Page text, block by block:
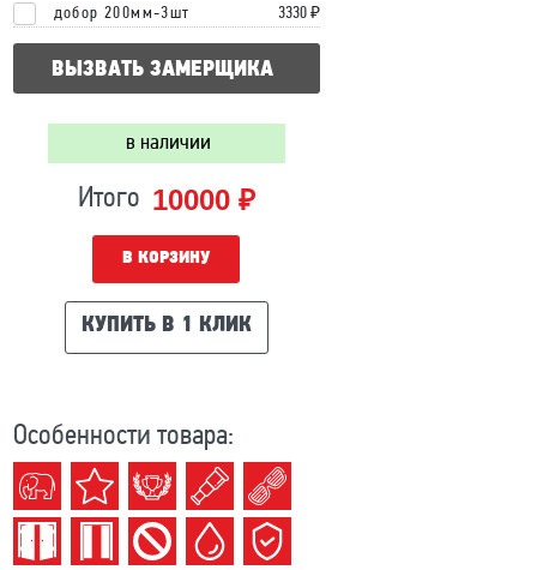
добор 200мм-3шт 3330 ₽
ВЫЗВАТЬ ЗАМЕРЩИКА
в наличии
Итого 10000 ₽
В КОРЗИНУ
КУПИТЬ В 1 КЛИК
Особенности товара: